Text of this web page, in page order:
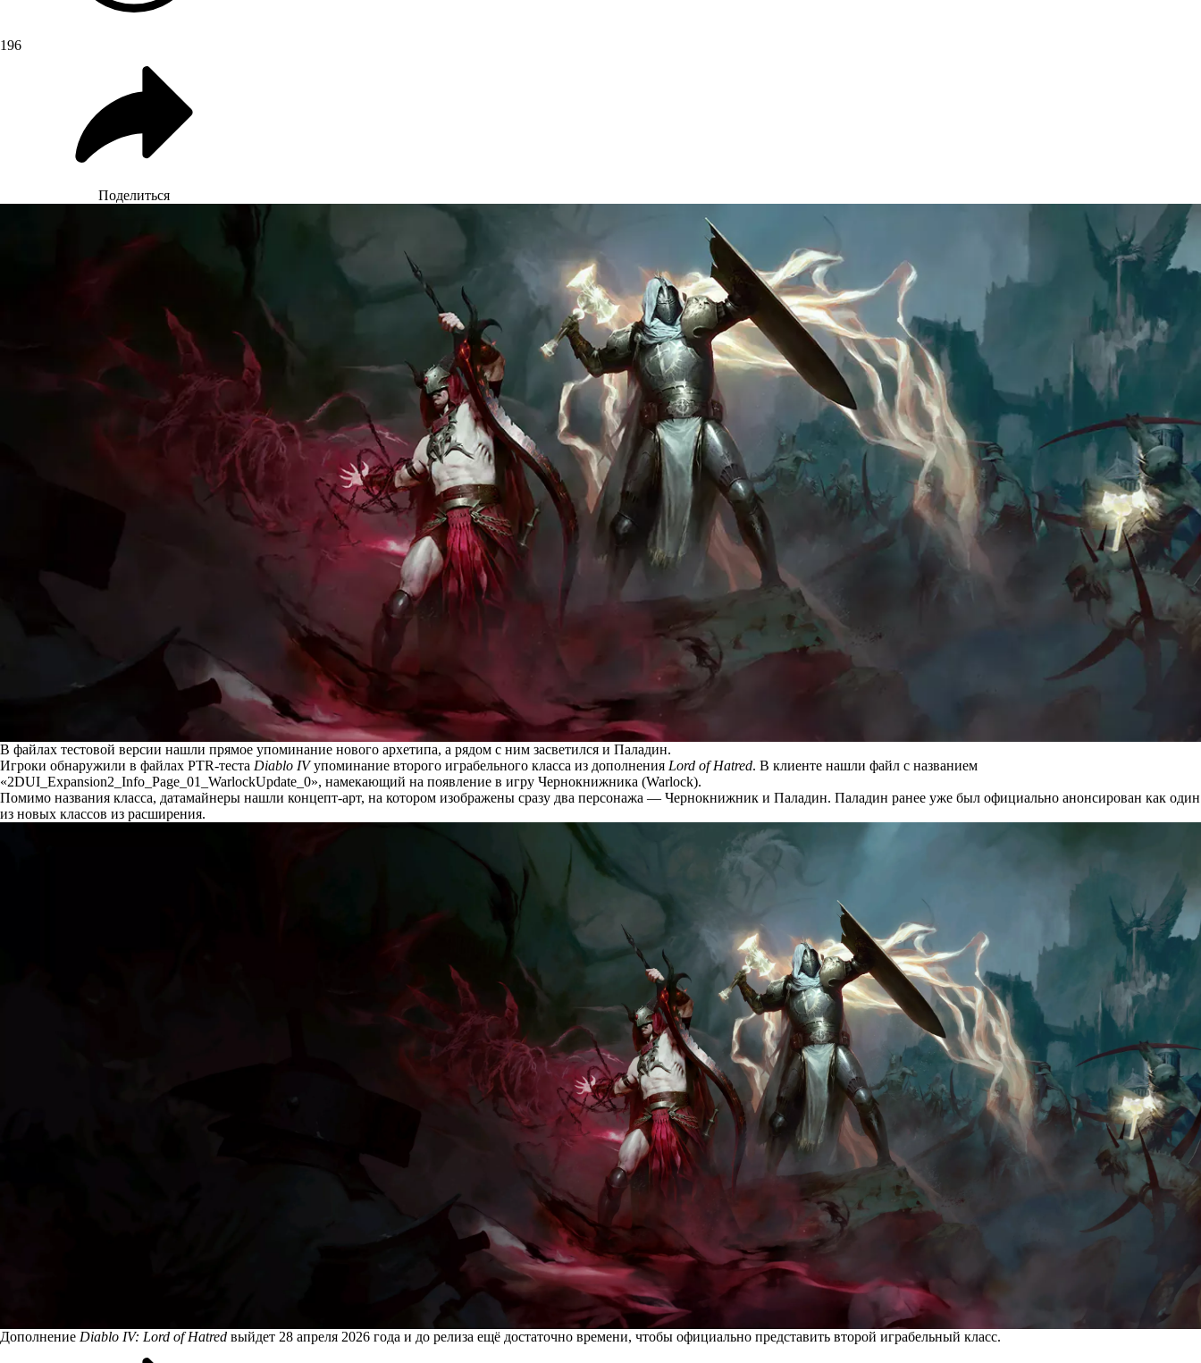
196
Поделиться
В файлах тестовой версии нашли прямое упоминание нового архетипа, а рядом с ним засветился и Паладин.
Игроки обнаружили в файлах PTR-теста Diablo IVупоминание второго играбельного класса из дополнения Lord of Hatred. В клиенте нашли файл с названием
«2DUI_Expansion2_Info_Page_01_WarlockUpdate_0», намекающий на появление в игру Чернокнижника (Warlock).
Помимо названия класса, датамайнеры нашли концепт-арт, на котором изображены сразу два персонажа — Чернокнижник и Паладин. Паладин ранее уже был официально анонсирован как один
из новых классов из расширения.
Дополнение Diablo IV: Lord of Hatred выйдет 28 апреля 2026 года и до релиза ещё достаточно времени, чтобы официально представить второй играбельный класс.